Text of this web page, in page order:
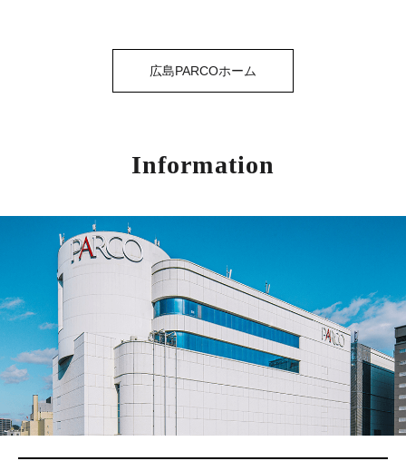
広島PARCOホーム
Information